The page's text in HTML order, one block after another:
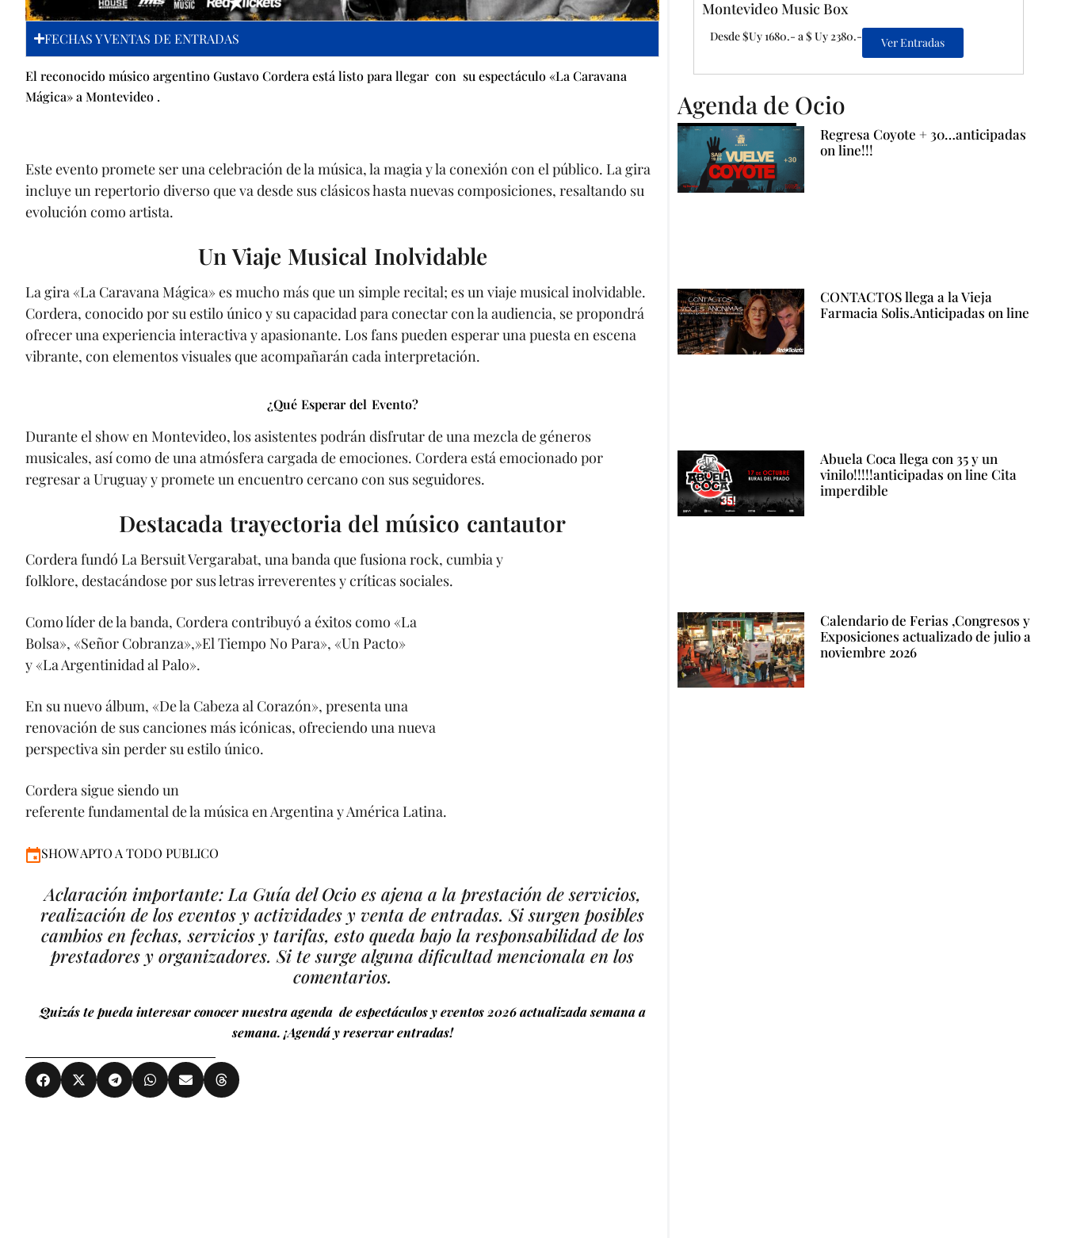
FECHAS Y VENTAS DE ENTRADAS
El reconocido músico argentino Gustavo Cordera está listo para llegar con su espectáculo «La Caravana
Mágica» a Montevideo .
Este evento promete ser una celebración de la música, la magia y la conexión con el público. La gira
incluye un repertorio diverso que va desde sus clásicos hasta nuevas composiciones, resaltando su
evolución como artista.
Un Viaje Musical Inolvidable
La gira «La Caravana Mágica» es mucho más que un simple recital; es un viaje musical inolvidable.
Cordera, conocido por su estilo único y su capacidad para conectar con la audiencia, se propondrá
ofrecer una experiencia interactiva y apasionante. Los fans pueden esperar una puesta en escena
vibrante, con elementos visuales que acompañarán cada interpretación.
¿Qué Esperar del Evento?
Durante el show en Montevideo, los asistentes podrán disfrutar de una mezcla de géneros
musicales, así como de una atmósfera cargada de emociones. Cordera está emocionado por
regresar a Uruguay y promete un encuentro cercano con sus seguidores.
Destacada trayectoria del músico cantautor
Cordera fundó La Bersuit Vergarabat, una banda que fusiona rock, cumbia y
folklore, destacándose por sus letras irreverentes y críticas sociales.
Como líder de la banda, Cordera contribuyó a éxitos como «La
Bolsa», «Señor Cobranza»,»El Tiempo No Para», «Un Pacto»
y «La Argentinidad al Palo».
En su nuevo álbum, «De la Cabeza al Corazón», presenta una
renovación de sus canciones más icónicas, ofreciendo una nueva
perspectiva sin perder su estilo único.
Cordera sigue siendo un
referente fundamental de la música en Argentina y América Latina.
SHOW APTO A TODO PUBLICO
Aclaración importante: La Guía del Ocio es ajena a la prestación de servicios,
realización de los eventos y actividades y venta de entradas. Si surgen posibles
cambios en fechas, servicios y tarifas, esto queda bajo la responsabilidad de los
prestadores y organizadores. Si te surge alguna dificultad mencionala en los
comentarios.
Quizás te pueda interesar conocer nuestra agenda de espectáculos y eventos 2026 actualizada semana a
semana. ¡Agendá y reservar entradas!
Montevideo Music Box
Desde $Uy 1680.- a $ Uy 2380.- Ver Entradas
Agenda de Ocio
Regresa Coyote + 30…anticipadas
on line!!!
CONTACTOS llega a la Vieja
Farmacia Solis.Anticipadas on line
Abuela Coca llega con 35 y un
vinilo!!!!!anticipadas on line Cita
imperdible
Calendario de Ferias ,Congresos y
Exposiciones actualizado de julio a
noviembre 2026